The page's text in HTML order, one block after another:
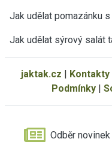
Jak udělat pomazánku
Jak udělat sýrový salát
jaktak.cz | Kontakty
Podmínky|
Odběr novinek